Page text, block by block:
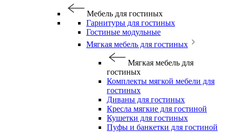
Мебель для гостиных
Гарнитуры для гостиных
Гостиные модульные
Мягкая мебель для гостиных
Мягкая мебель для
гостиных
Комплекты мягкой мебели для
гостиных
Диваны для гостиных
Кресла мягкие для гостиной
Кушетки для гостиных
Пуфы и банкетки для гостиной